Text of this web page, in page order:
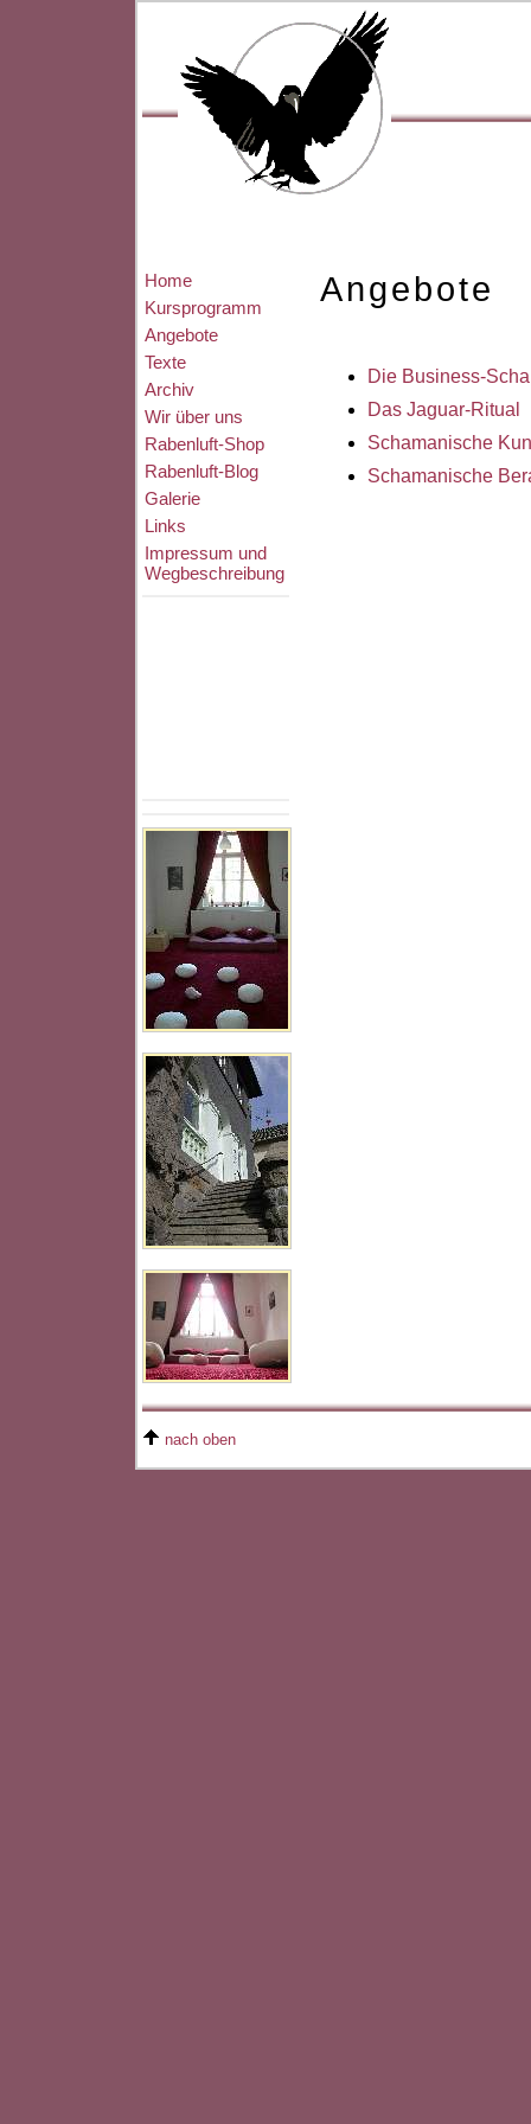
Home
Kursprogramm
Angebote
Texte
Archiv
Wir über uns
Rabenluft-Shop
Rabenluft-Blog
Galerie
Links
Impressum und
Wegbeschreibung
Angebote
Die Business-
Das Jaguar-Ritual
Schamanische
Schamanische
nach oben